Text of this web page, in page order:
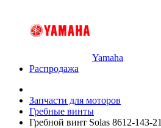
Yamaha
Распродажа
Запчасти для моторов
Гребные винты
Гребной винт Solas 8612-143-21